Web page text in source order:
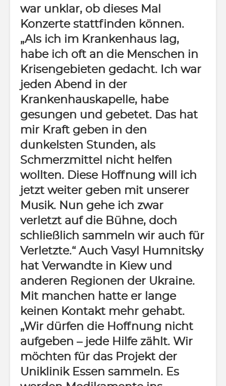
war unklar, ob dieses Mal
Konzerte stattfinden können.
„Als ich im Krankenhaus lag,
habe ich oft an die Menschen in
Krisengebieten gedacht. Ich war
jeden Abend in der
Krankenhauskapelle, habe
gesungen und gebetet. Das hat
mir Kraft geben in den
dunkelsten Stunden, als
Schmerzmittel nicht helfen
wollten. Diese Hoffnung will ich
jetzt weiter geben mit unserer
Musik. Nun gehe ich zwar
verletzt auf die Bühne, doch
schließlich sammeln wir auch für
Verletzte.“ Auch Vasyl Humnitsky
hat Verwandte in Kiew und
anderen Regionen der Ukraine.
Mit manchen hatte er lange
keinen Kontakt mehr gehabt.
„Wir dürfen die Hoffnung nicht
aufgeben – jede Hilfe zählt. Wir
möchten für das Projekt der
Uniklinik Essen sammeln. Es